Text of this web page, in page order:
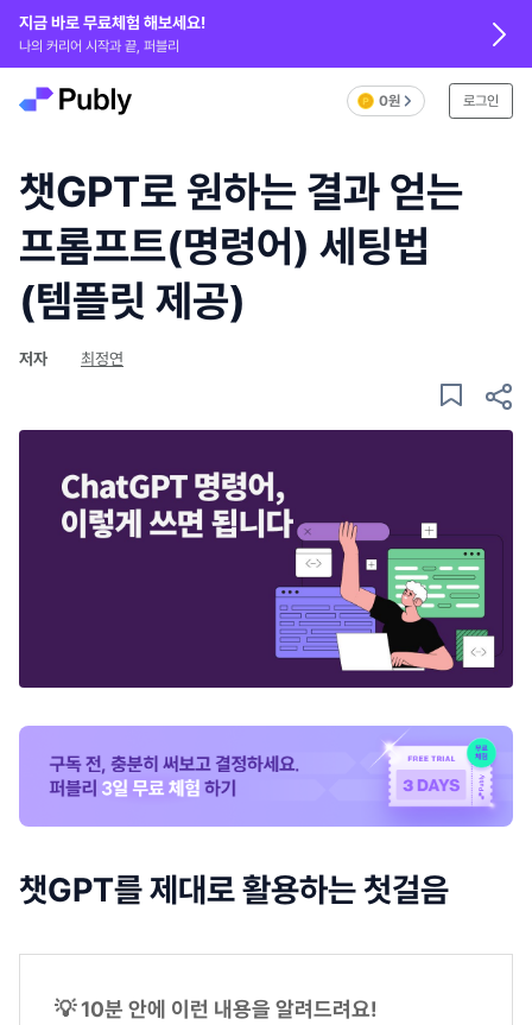
지금 바로 무료체험 해보세요!
나의 커리어 시작과 끝, 퍼블리
0원 로그인
챗GPT로 원하는 결과 얻는
프롬프트(명령어) 세팅법
(템플릿 제공)
저자 최정연
챗GPT를 제대로 활용하는 첫걸음
💡 10분 안에 이런 내용을 알려드려요!